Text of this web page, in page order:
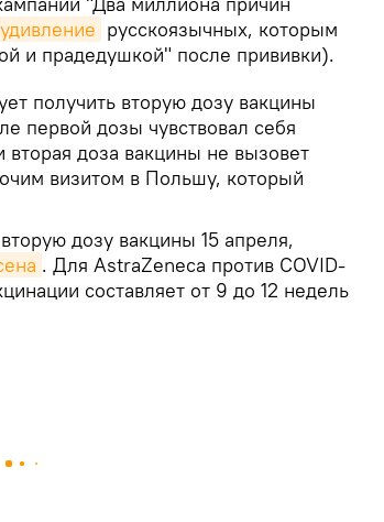
удивление русскоязычных, которым
и прадедушкой" после прививки).
получить вторую дозу вакцины
первой дозы чувствовал себя
доза вакцины не вызовет
визитом в Польшу, который
дозу вакцины 15 апреля,
. Для AstraZeneca против COVID-
составляет от 9 до 12 недель